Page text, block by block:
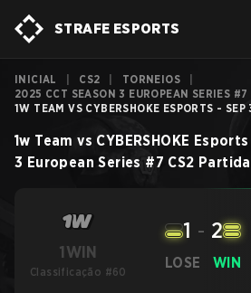
STRAFE ESPORTS
INICIAL CS2 TORNEIOS
2025 CCT SEASON 3 EUROPEAN SERIES #7
1W TEAM VS CYBERSHOKE ESPORTS -
1w Team vs CYBERSHOKE Esports
3 European Series #7 CS2 Partida
1WIN
Classificação #60
LOSE
1 - 2
WIN